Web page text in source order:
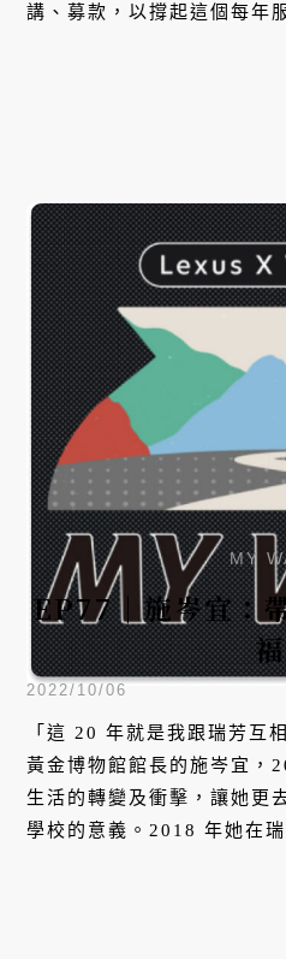
講、募款，以撐起這個每年
書屋的故事。
MY
EP77｜施岑宜：
福
2022/10/06
「這 20 年就是我跟瑞芳互
黃金博物館館長的施岑宜，
生活的轉變及衝擊，讓她更
學校的意義。2018 年她在